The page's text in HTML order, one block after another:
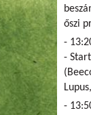
őszi
-
-
-